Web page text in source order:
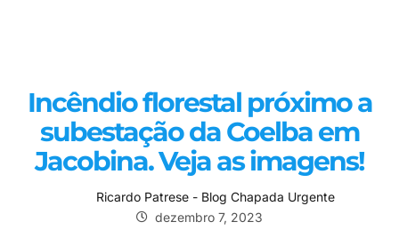
Incêndio florestal próximo a
subestação da Coelba em
Jacobina. Veja as imagens!
Ricardo Patrese - Blog Chapada Urgente
dezembro 7, 2023